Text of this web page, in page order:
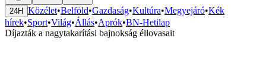
24H Közélet•Belföld•Gazdaság•Kultúra•Megyejáró•Kék
hírek•Sport•Világ•Állás•Aprók•BN-Hetilap
Díjazták a nagytakarítási bajnokság éllovasait